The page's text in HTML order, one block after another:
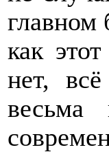
главном
как
нет,